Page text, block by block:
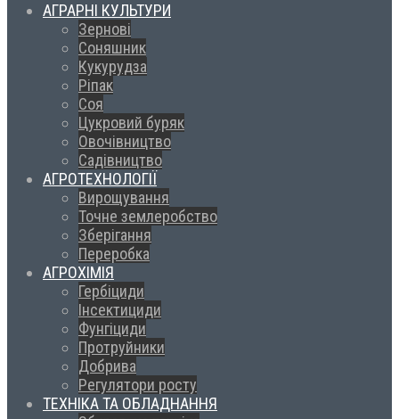
АГРАРНІ КУЛЬТУРИ
Зернові
Соняшник
Кукурудза
Ріпак
Соя
Цукровий буряк
Овочівництво
Садівництво
АГРОТЕХНОЛОГІЇ
Вирощування
Точне землеробство
Зберігання
Переробка
АГРОХІМІЯ
Гербіциди
Інсектициди
Фунгіциди
Протруйники
Добрива
Регулятори росту
ТЕХНІКА ТА ОБЛАДНАННЯ